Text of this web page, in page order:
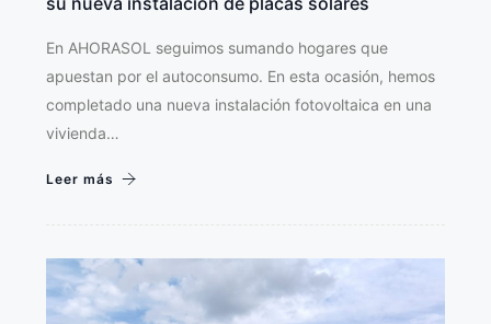
En AHORASOL seguimos sumando hogares que
apuestan por el autoconsumo. En esta ocasión, hemos
completado una nueva instalación fotovoltaica en una
vivienda…
Leer más